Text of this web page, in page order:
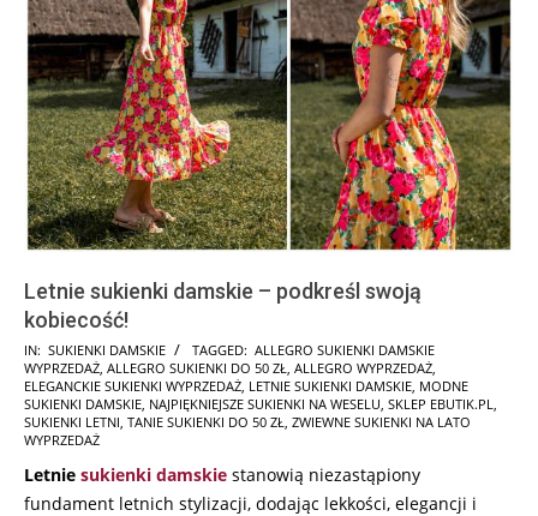
Letnie sukienki damskie – podkreśl swoją
kobiecość!
2026-
05-
03
IN: SUKIENKI DAMSKIE TAGGED: ALLEGRO SUKIENKI DAMSKIE
WYPRZEDAŻ, ALLEGRO SUKIENKI DO 50 ZŁ, ALLEGRO WYPRZEDAŻ,
ELEGANCKIE SUKIENKI WYPRZEDAŻ, LETNIE SUKIENKI DAMSKIE, MODNE
SUKIENKI DAMSKIE, NAJPIĘKNIEJSZE SUKIENKI NA WESELU, SKLEP EBUTIK.PL,
SUKIENKI LETNI, TANIE SUKIENKI DO 50 ZŁ, ZWIEWNE SUKIENKI NA LATO
WYPRZEDAŻ
Letnie sukienki damskie stanowią niezastąpiony
fundament letnich stylizacji, dodając lekkości, elegancji i